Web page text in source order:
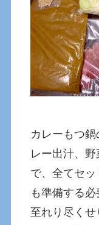
カレーもつ
レー出汁、
で、全てセ
も準備する必
至れり尽く